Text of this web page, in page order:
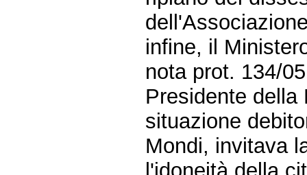
infine, il
nota prot. 134/
Presidente della
situazione
Mondi, invitava